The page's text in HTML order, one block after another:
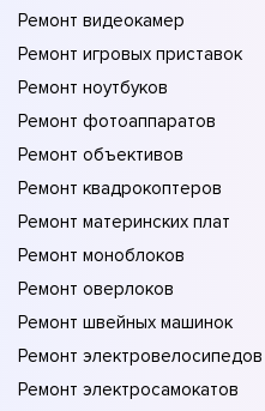
Ремонт видеокамер
Ремонт игровых приставок
Ремонт ноутбуков
Ремонт фотоаппаратов
Ремонт объективов
Ремонт квадрокоптеров
Ремонт материнских плат
Ремонт моноблоков
Ремонт оверлоков
Ремонт швейных машинок
Ремонт электровелосипедов
Ремонт электросамокатов